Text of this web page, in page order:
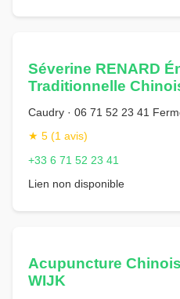
Séverine RENARD
Traditionnelle
Caudry · 06 71 52 23 41
★ 5 (1 avis)
+33 6 71 52 23 41
Lien non disponible
Acupuncture
WIJK